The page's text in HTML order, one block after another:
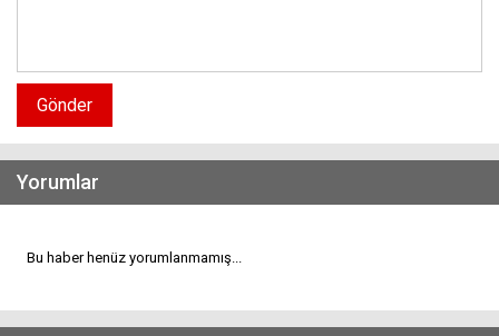
Gönder
Yorumlar
Bu haber henüz yorumlanmamış...